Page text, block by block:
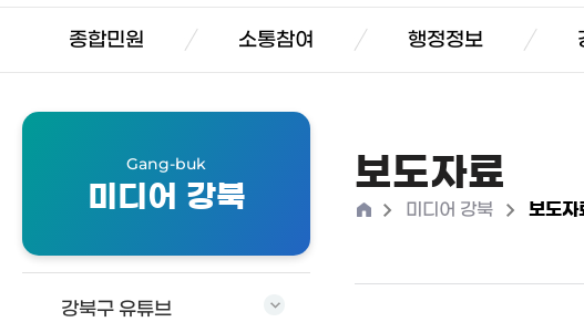
종합민원 소통참여 행정정보
Gang-buk
미디어 강북
강북구 유튜브
보도자료
홈 >미디어 강북 >보도자